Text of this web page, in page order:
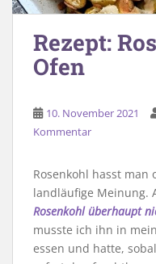
Rezept:
Ofen
10. November 2021
Kommentar
Rosenkohl hasst man
landläufige Meinung.
Rosenkohl überhaupt
musste ich ihn in
essen und hatte,